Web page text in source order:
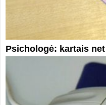
Psichologė: kartais